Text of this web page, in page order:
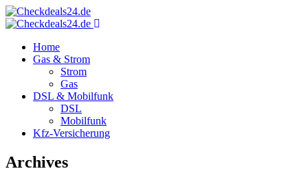
Home
Gas & Strom
Strom
Gas
DSL & Mobilfunk
DSL
Mobilfunk
Kfz-Versicherung
Archives